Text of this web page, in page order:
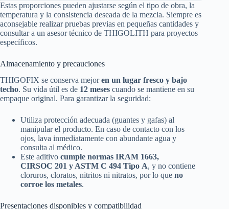
Estas proporciones pueden ajustarse según el tipo de obra, la
temperatura y la consistencia deseada de la mezcla. Siempre es
aconsejable realizar pruebas previas en pequeñas cantidades y
consultar a un asesor técnico de THIGOLITH para proyectos
específicos.
Almacenamiento y precauciones
THIGOFIX se conserva mejoren un lugar fresco y bajo
techo. Su vida útil es de 12 meses cuando se mantiene en su
empaque original. Para garantizar la seguridad:
Utiliza protección adecuada (guantes y gafas) al
manipular el producto. En caso de contacto con los
ojos, lava inmediatamente con abundante agua y
consulta al médico.
Este aditivo cumple normas IRAM 1663,
CIRSOC 201 y ASTM C 494 Tipo A, y no contiene
cloruros, cloratos, nitritos ni nitratos, por lo que no
corroe los metales.
Presentaciones disponibles y compatibilidad